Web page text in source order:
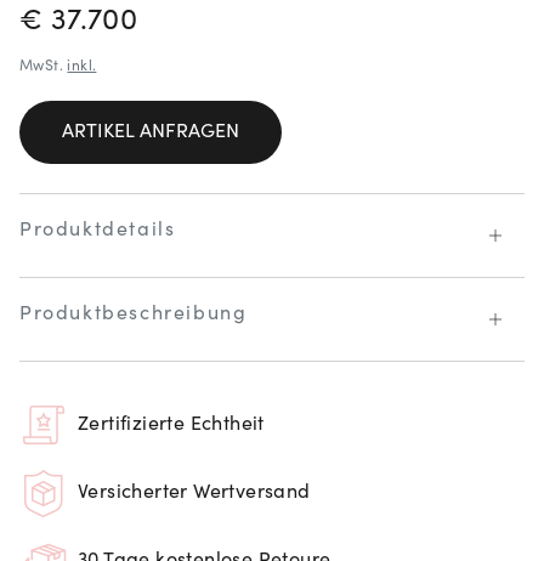
PREISINFORMATIONEN
€ 37.700
MwSt. inkl.
ARTIKEL ANFRAGEN
Produktdetails
Produktbeschreibung
Zertifizierte Echtheit
Versicherter Wertversand